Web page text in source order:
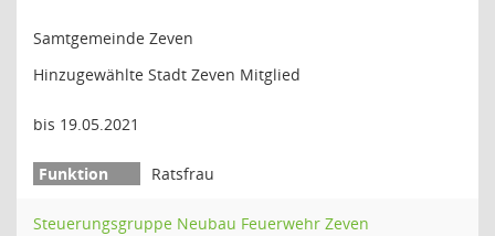
Samtgemeinde Zeven
Hinzugewählte Stadt Zeven Mitglied
bis 19.05.2021
Ratsfrau
Steuerungsgruppe Neubau Feuerwehr Zeven